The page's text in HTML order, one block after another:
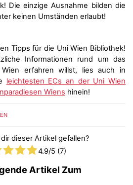
Die einzige Ausnahme bilden die
keinen Umständen erlaubt!
Tipps für die Uni Wien Bibliothek!
Informationen rund um das
erfahren willst, lies auch in
leichtesten ECs an der Uni Wien
Wiens hinein!
dieser Artikel gefallen?
4.9/5 (7)
Artikel Zum